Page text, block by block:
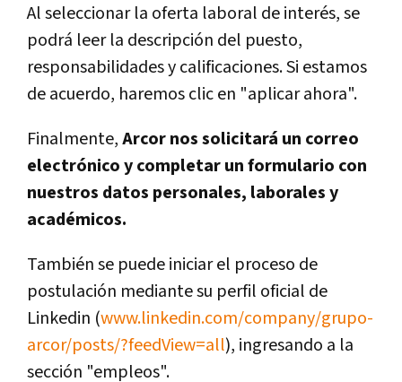
Al seleccionar la oferta laboral de interés, se
podrá leer la descripción del puesto,
responsabilidades y calificaciones. Si estamos
de acuerdo, haremos clic en "aplicar ahora".
Finalmente,Arcor nos solicitará un correo
electrónico y completar un formulario con
nuestros datos personales, laborales y
académicos.
También se puede iniciar el proceso de
postulación mediante su perfil oficial de
Linkedin (www.linkedin.com/company/grupo-
arcor/posts/?feedView=all), ingresando a la
sección "empleos".